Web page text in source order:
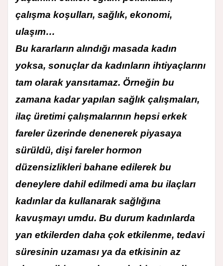
çalışma koşulları, sağlık, ekonomi,
ulaşım…
Bu kararların alındığı masada kadın
yoksa, sonuçlar da kadınların ihtiyaçlarını
tam olarak yansıtamaz. Örneğin bu
zamana kadar yapılan sağlık çalışmaları,
ilaç üretimi çalışmalarının hepsi erkek
fareler üzerinde denenerek piyasaya
sürüldü, dişi fareler hormon
düzensizlikleri bahane edilerek bu
deneylere dahil edilmedi ama bu ilaçları
kadınlar da kullanarak sağlığına
kavuşmayı umdu. Bu durum kadınlarda
yan etkilerden daha çok etkilenme, tedavi
süresinin uzaması ya da etkisinin az